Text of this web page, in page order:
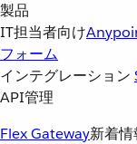
製品
IT担当者向け
フォーム
インテグレーション
API管理
Flex Gateway新着情